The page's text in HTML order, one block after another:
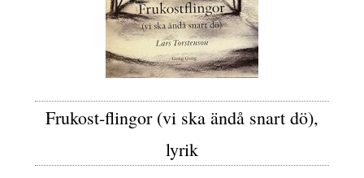
Frukost-flingor (vi ska ändå snart dö),
lyrik